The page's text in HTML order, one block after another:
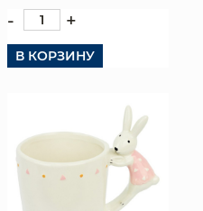
- +
В КОРЗИНУ